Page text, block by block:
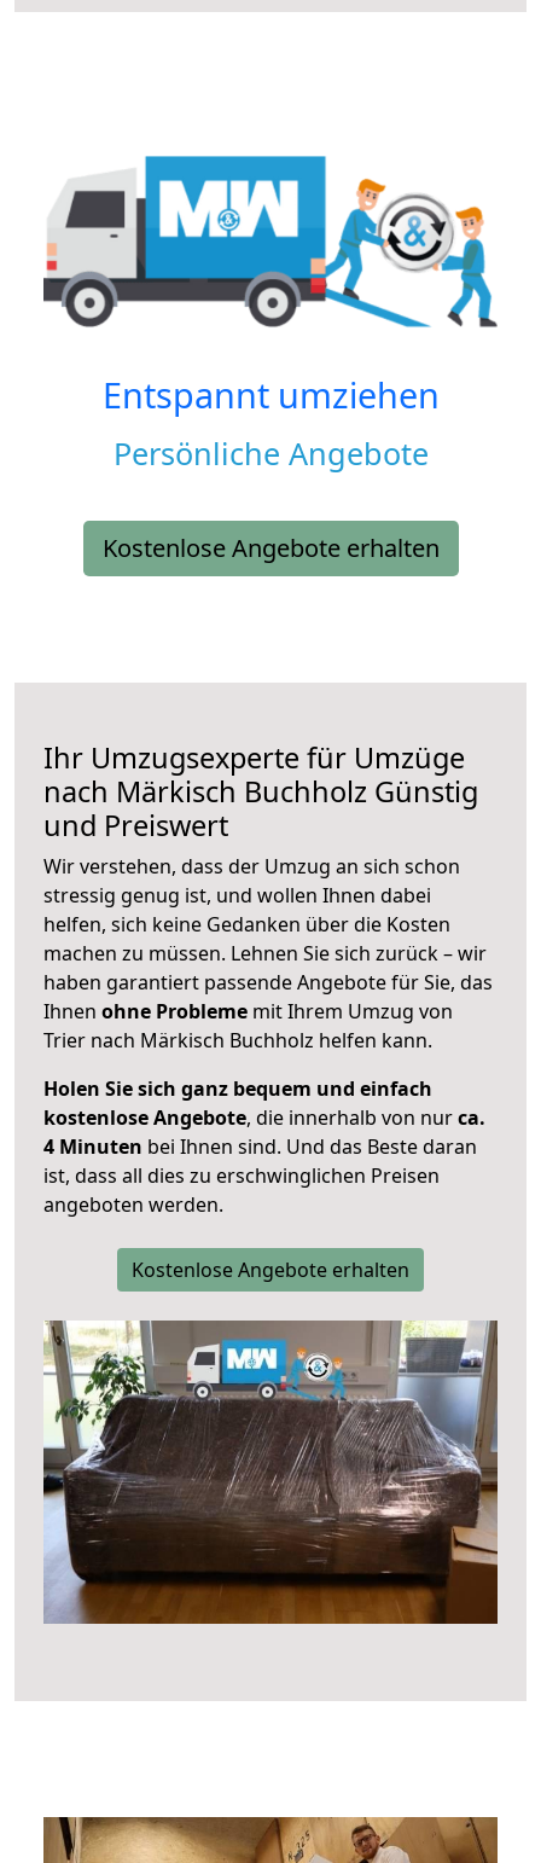
Entspannt umziehen
Persönliche Angebote
Kostenlose Angebote erhalten
Ihr Umzugsexperte für Umzüge
nach Märkisch Buchholz Günstig
und Preiswert
Wir verstehen, dass der Umzug an sich schon
stressig genug ist, und wollen Ihnen dabei
helfen, sich keine Gedanken über die Kosten
machen zu müssen. Lehnen Sie sich zurück – wir
haben garantiert passende Angebote für Sie, das
Ihnen ohne Probleme mit Ihrem Umzug von
Trier nach Märkisch Buchholz helfen kann.
Holen Sie sich ganz bequem und einfach
kostenlose Angebote, die innerhalb von nurca.
4 Minuten bei Ihnen sind. Und das Beste daran
ist, dass all dies zu erschwinglichen Preisen
angeboten werden.
Kostenlose Angebote erhalten